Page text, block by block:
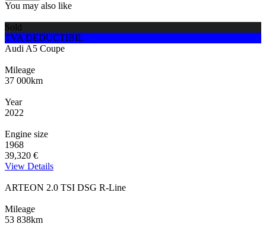
You may also like
Sold
TVA DEDUCTIBIL
Audi A5 Coupe
Mileage
37 000km
Year
2022
Engine size
1968
39,320 €
View Details
ARTEON 2.0 TSI DSG R-Line
Mileage
53 838km